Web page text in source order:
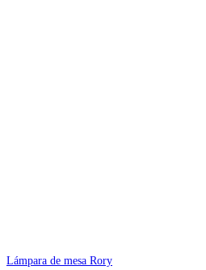
Lámpara de mesa Rory